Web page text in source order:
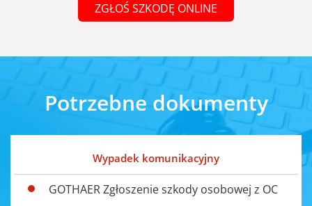
ZGŁOŚ SZKODĘ ONLINE
Potrzebne dokumenty
Wypadek komunikacyjny
GOTHAER Zgłoszenie szkody osobowej z OC